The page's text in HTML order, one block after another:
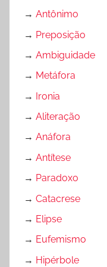
→ Antônimo
→ Preposição
→ Ambiguidade
→ Metáfora
→ Ironia
→ Aliteração
→ Anáfora
→ Antítese
→ Paradoxo
→ Catacrese
→ Elipse
→ Eufemismo
→ Hipérbole